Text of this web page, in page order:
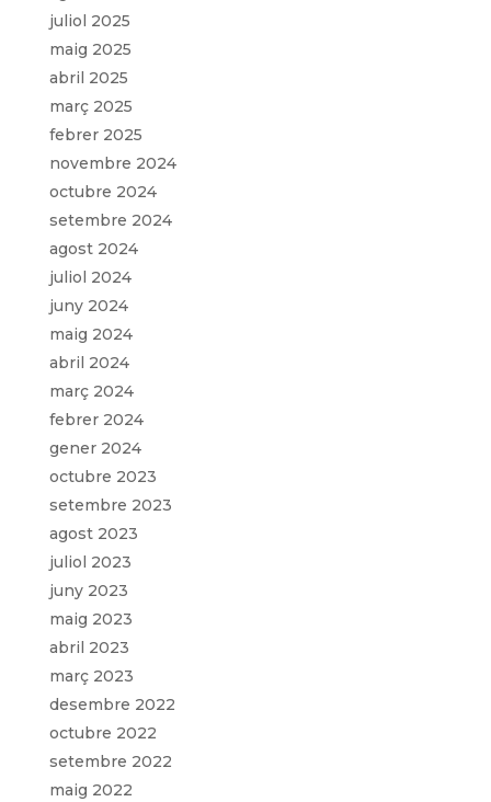
juliol 2025
maig 2025
abril 2025
març 2025
febrer 2025
novembre 2024
octubre 2024
setembre 2024
agost 2024
juliol 2024
juny 2024
maig 2024
abril 2024
març 2024
febrer 2024
gener 2024
octubre 2023
setembre 2023
agost 2023
juliol 2023
juny 2023
maig 2023
abril 2023
març 2023
desembre 2022
octubre 2022
setembre 2022
maig 2022